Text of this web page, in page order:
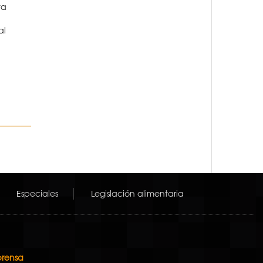
Especiales Legislación alimentaria